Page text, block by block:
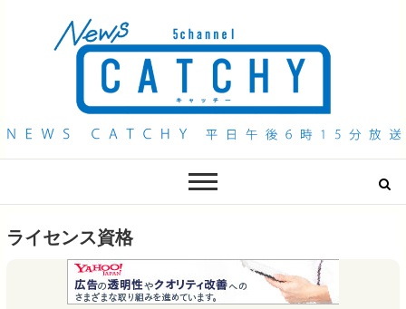
QAB NEWS Headline
ライセンス資格